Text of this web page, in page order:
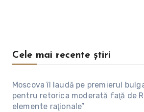
Cele mai recente știri
Moscova îl laudă pe premierul
pentru retorica moderată faţă de
elemente raţionale”